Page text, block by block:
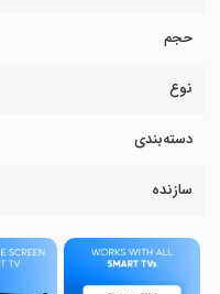
حجم
نوع
دسته‌بندی
سازنده